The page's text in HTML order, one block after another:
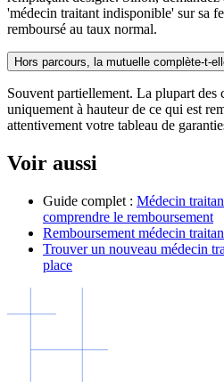
'médecin traitant indisponible' sur sa
remboursé au taux normal.
Hors parcours, la mutuelle complète-t-
Souvent partiellement. La plupart des
uniquement à hauteur de ce qui est
attentivement votre tableau de
Voir aussi
Guide complet : Médecin
comprendre le remboursement
Remboursement médecin
Trouver un nouveau médecin
place